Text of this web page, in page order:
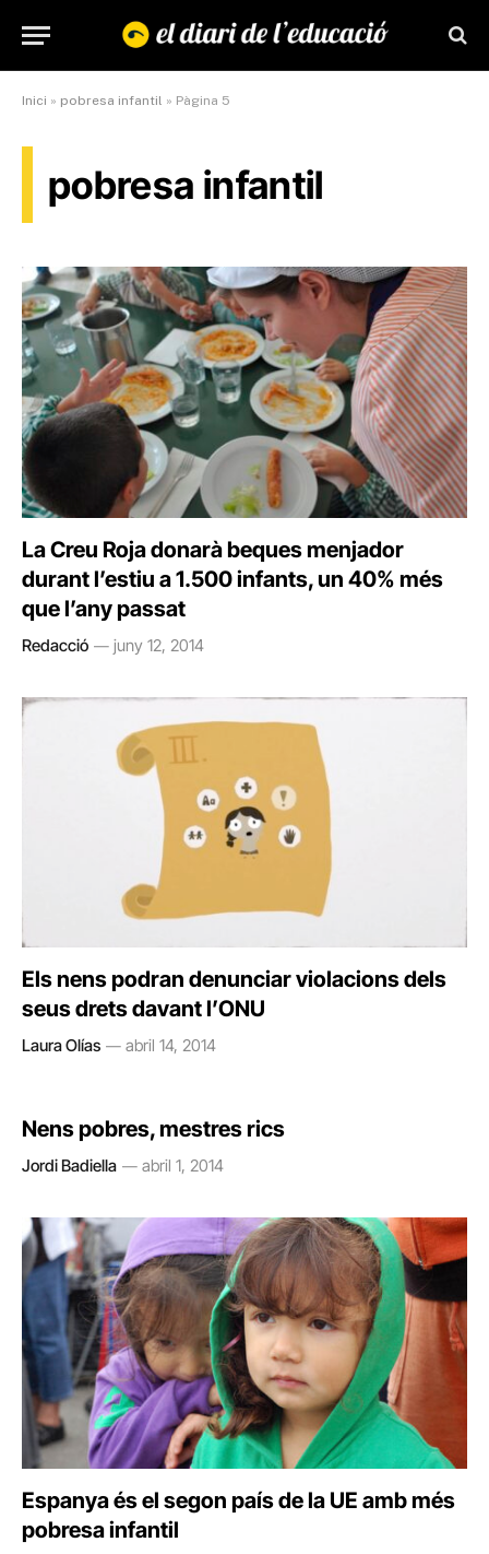
Inici » pobresa infantil » Pàgina 5
pobresa infantil
La Creu Roja donarà beques menjador
durant l’estiu a 1.500 infants, un 40% més
que l’any passat
Redacció juny 12, 2014
Els nens podran denunciar violacions dels
seus drets davant l’ONU
Laura Olías abril 14, 2014
Nens pobres, mestres rics
Jordi Badiella abril 1, 2014
Espanya és el segon país de la UE amb més
pobresa infantil